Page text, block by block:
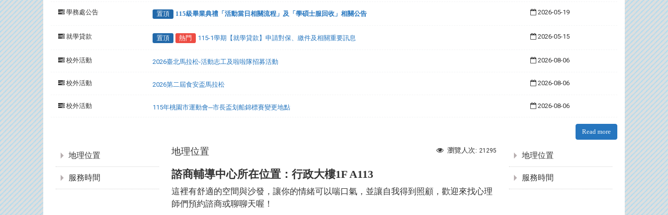
學務處公告 置頂 115級畢業典禮「活動當日相關流程」及「學碩士服回收」相關公告 2026-05-19
就學貸款 置頂 熱門 115-1學期【就學貸款】申請對保、繳件及相關重要訊息 2026-05-15
校外活動 2026臺北馬拉松-活動志工及啦啦隊招募活動 2026-08-06
校外活動 2026第二屆食安盃馬拉松 2026-08-06
校外活動 115年桃園市運動會─市長盃划船錦標賽變更地點 2026-08-06
Read more
地理位置
服務時間
瀏覽人次: 21295
地理位置
諮商輔導中心所在位置：行政大樓1F A113
​這裡有舒適的空間與沙發，讓你的情緒可以喘口氣，並讓自我得到照顧，歡迎來找心理
師們預約諮商或聊聊天喔！
地理位置
服務時間